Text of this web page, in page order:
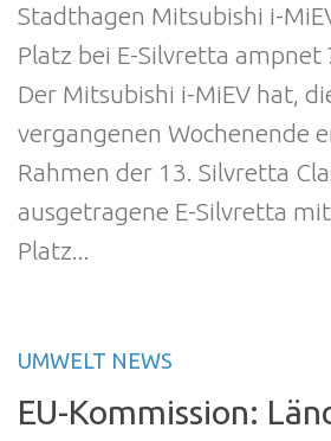
Stadthagen Mitsubishi i-
Platz bei E-Silvretta ampnet
Der Mitsubishi i-MiEV hat,
vergangenen Wochenende
Rahmen der 13. Silvretta
ausgetragene E-Silvretta
Platz...
UMWELT NEWS
EU-Kommission: